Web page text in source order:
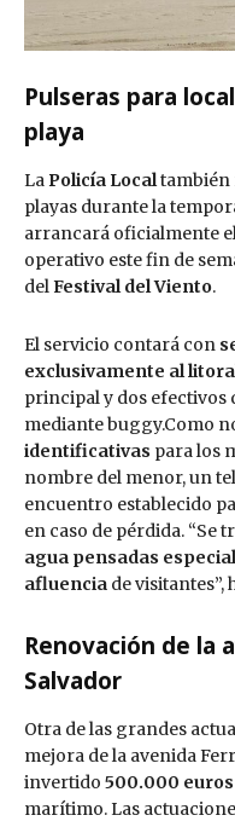
Pulseras para
playa
La Policía Localtambién
playas durante la
arrancará oficialmente
operativo este fin de
delFestival del Viento.
El servicio contará con
exclusivamente al
principal y dos efectivos
mediante buggy.Como
identificativas para los
nombre del menor, un
encuentro establecido
en caso de pérdida. “Se
agua pensadas
afluencia de visitantes”,
Renovación de la
Salvador
Otra de las grandes
mejora de la avenida
invertido 500.000 euros
marítimo. Las